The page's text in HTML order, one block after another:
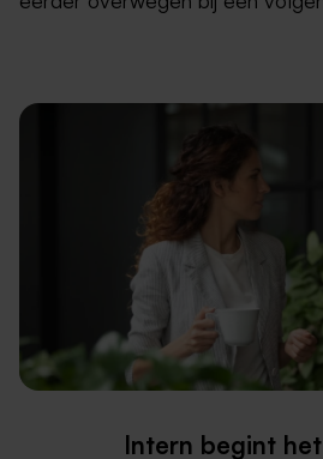
Intern begint